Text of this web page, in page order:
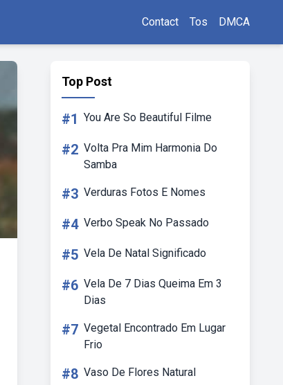
Contact Tos DMCA
Top Post
#1 You Are So Beautiful Filme
#2 Volta Pra Mim Harmonia Do
Samba
#3 Verduras Fotos E Nomes
#4 Verbo Speak No Passado
#5 Vela De Natal Significado
#6 Vela De 7 Dias Queima Em 3
Dias
#7 Vegetal Encontrado Em Lugar
Frio
#8 Vaso De Flores Natural